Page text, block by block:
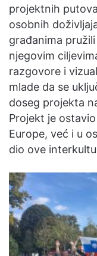
projektnih
osobnih
građanima
njegovim
razgovore i
mlade da se
doseg projekta
Projekt je
Europe, već i u
dio ove